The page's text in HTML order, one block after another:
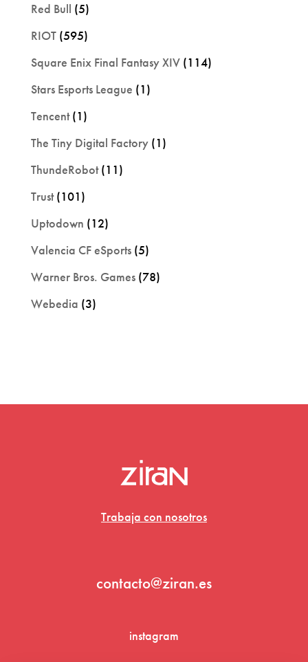
Red Bull (5)
RIOT(595)
Square Enix Final Fantasy XIV(114)
Stars Esports League (1)
Tencent(1)
The Tiny Digital Factory(1)
ThundeRobot(11)
Trust(101)
Uptodown (12)
Valencia CF eSports(5)
Warner Bros. Games(78)
Webedia (3)
Trabaja con nosotros
contacto@ziran.es
instagram